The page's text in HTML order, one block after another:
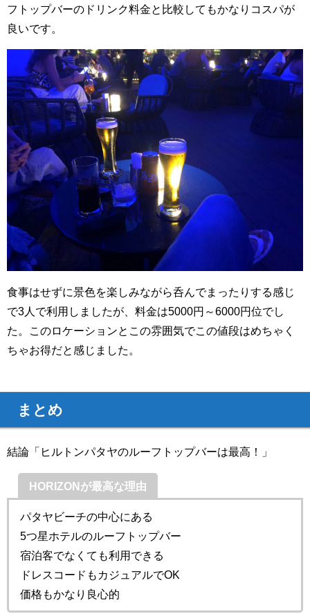
フトップバーのドリンク料金と比較してもかなりコスパが
良いです。
食事はせずに景色を楽しみながら呑んでまったりする感じ
で3人で利用しましたが、料金は5000円～6000円位でし
た。このロケーションとこの雰囲気でこの値段はめちゃく
ちゃお得だと感じました。
まとめ
結論「ヒルトンパタヤのルーフトップバーは最高！」
HORIZONが最高な理由
パタヤビーチの中心にある
5つ星ホテルのルーフトップバー
宿泊客でなくても利用できる
ドレスコードもカジュアルでOK
価格もかなり良心的